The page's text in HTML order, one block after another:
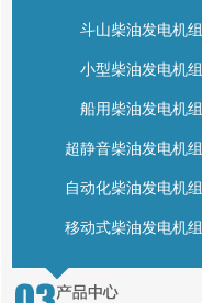
斗山柴油发电机组
小型柴油发电机组
船用柴油发电机组
超静音柴油发电机组
自动化柴油发电机组
移动式柴油发电机组